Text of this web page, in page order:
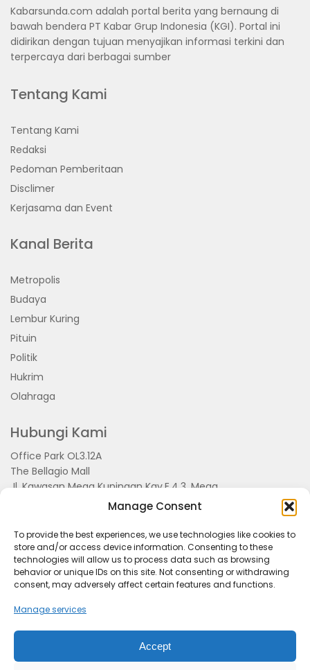
Manage Consent
To provide the best experiences, we use technologies like cookies to
store and/or access device information. Consenting to these
technologies will allow us to process data such as browsing
behavior or unique IDs on this site. Not consenting or withdrawing
consent, may adversely affect certain features and functions.
Manage services
Accept
Kabarsunda.com adalah portal berita yang bernaung di
bawah bendera PT Kabar Grup Indonesia (KGI). Portal ini
didirikan dengan tujuan menyajikan informasi terkini dan
terpercaya dari berbagai sumber
Tentang Kami
Tentang Kami
Redaksi
Pedoman Pemberitaan
Disclimer
Kerjasama dan Event
Kanal Berita
Metropolis
Budaya
Lembur Kuring
Pituin
Politik
Hukrim
Olahraga
Hubungi Kami
Office Park OL3.12A
The Bellagio Mall
Jl. Kawasan Mega Kuningan Kav.E.4.3, Mega
Kuningan, Kel. Kuningan Timur,
Kec.Setiabudi, Jakarta Selatan 15810